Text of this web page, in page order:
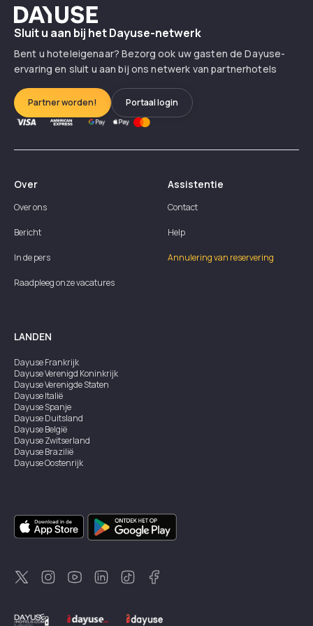
Dayuse
Sluit u aan bij het Dayuse-netwerk
Bent u hoteleigenaar? Bezorg ook uw gasten de Dayuse-
ervaring en sluit u aan bij ons netwerk van partnerhotels
Partner worden! Portaal login
Over
Over ons
Bericht
In de pers
Raadpleeg onze vacatures
Assistentie
Contact
Help
Annulering van reservering
LANDEN
DayuseFrankrijk
DayuseVerenigd Koninkrijk
DayuseVerenigde Staten
DayuseItalië
DayuseSpanje
DayuseDuitsland
DayuseBelgië
DayuseZwitserland
DayuseBrazilië
DayuseOostenrijk
DayuseSingapore
DayuseZweden
DayuseThailand
DayuseNieuw-Zeeland
DayuseTurkiye